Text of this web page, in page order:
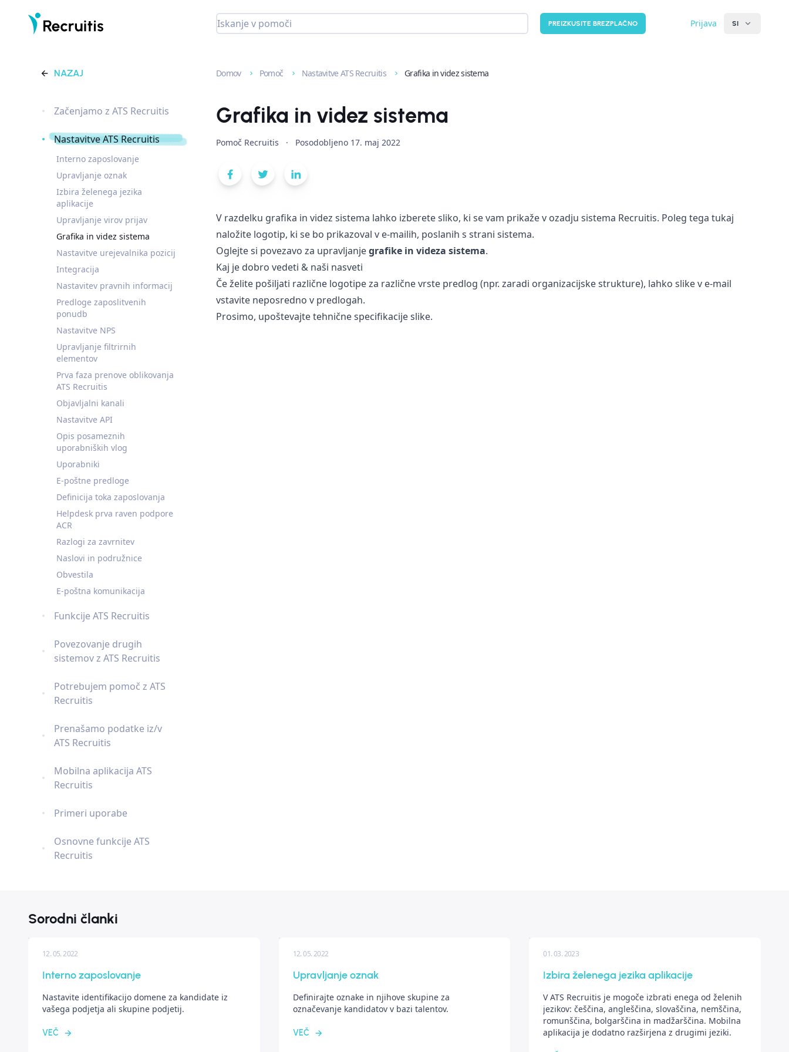
SI
PREIZKUSITE BREZPLAČNO Prijava
Domov Pomoč Nastavitve ATS Recruitis Grafika in videz sistema
Grafika in videz sistema
Pomoč Recruitis · Posodobljeno 17. maj 2022
V razdelku grafika in videz sistema lahko izberete sliko, ki se vam prikaže v ozadju sistema Recruitis. Poleg tega tukaj
naložite logotip, ki se bo prikazoval v e-mailih, poslanih s strani sistema.
Oglejte si povezavo za upravljanjegrafike in videza sistema.
Kaj je dobro vedeti & naši nasveti
Če želite pošiljati različne logotipe za različne vrste predlog (npr. zaradi organizacijske strukture), lahko slike v e-mail
vstavite neposredno v predlogah.
Prosimo, upoštevajte tehnične specifikacije slike.
NAZAJ
Začenjamo z ATS Recruitis
Nastavitve ATS Recruitis
Interno zaposlovanje
Upravljanje oznak
Izbira želenega jezika
aplikacije
Upravljanje virov prijav
Grafika in videz sistema
Nastavitve urejevalnika pozicij
Integracija
Nastavitev pravnih informacij
Predloge zaposlitvenih
ponudb
Nastavitve NPS
Upravljanje filtrirnih
elementov
Prva faza prenove oblikovanja
ATS Recruitis
Objavljalni kanali
Nastavitve API
Opis posameznih
uporabniških vlog
Uporabniki
E-poštne predloge
Definicija toka zaposlovanja
Helpdesk prva raven podpore
ACR
Razlogi za zavrnitev
Naslovi in podružnice
Obvestila
E-poštna komunikacija
Funkcije ATS Recruitis
Povezovanje drugih
sistemov z ATS Recruitis
Potrebujem pomoč z ATS
Recruitis
Prenašamo podatke iz/v
ATS Recruitis
Mobilna aplikacija ATS
Recruitis
Primeri uporabe
Osnovne funkcije ATS
Recruitis
Sorodni članki
12. 05. 2022
Interno zaposlovanje
Nastavite identifikacijo domene za kandidate iz
vašega podjetja ali skupine podjetij.
VEČ
12. 05. 2022
Upravljanje oznak
Definirajte oznake in njihove skupine za
označevanje kandidatov v bazi talentov.
VEČ
01. 03. 2023
Izbira želenega jezika aplikacije
V ATS Recruitis je mogoče izbrati enega od želenih
jezikov: češčina, angleščina, slovaščina, nemščina,
romunščina, bolgarščina in madžarščina. Mobilna
aplikacija je dodatno razširjena z drugimi jeziki.